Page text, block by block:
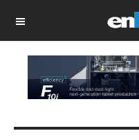
OFF CANVAS